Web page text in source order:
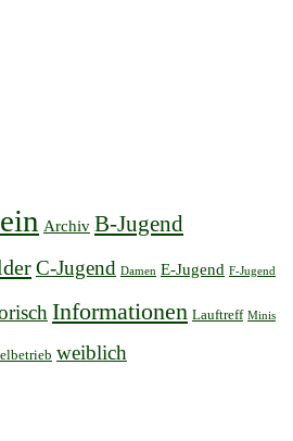
Archiv B-Jugend
C-Jugend Damen E-Jugend F-Jugend
Informationen Lauftreff Minis
weiblich